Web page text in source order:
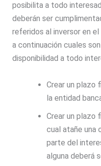
posibilita a todo
deberán ser
referidos al inversor en
a continuación cuales
disponibilidad a todo
Crear un plazo
la entidad
Crear un plazo
cual atañe una
parte del
alguna deberá